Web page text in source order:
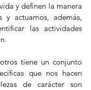
y definen la manera
y actuamos, además,
las actividades
tiene un conjunto
que nos hacen
de carácter son